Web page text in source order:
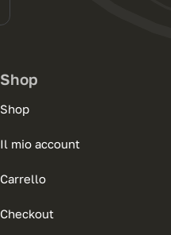
Shop
Shop
Il mio account
Carrello
Checkout